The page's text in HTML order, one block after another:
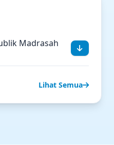
Madrasah
Lihat Semua